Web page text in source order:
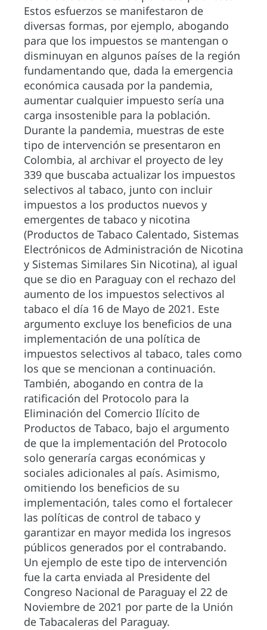
Estos esfuerzos se manifestaron de
diversas formas, por ejemplo, abogando
para que los impuestos se mantengan o
disminuyan en algunos países de la región
fundamentando que, dada la emergencia
económica causada por la pandemia,
aumentar cualquier impuesto sería una
carga insostenible para la población.
Durante la pandemia, muestras de este
tipo de intervención se presentaron en
Colombia, al archivar el proyecto de ley
339 que buscaba actualizar los impuestos
selectivos al tabaco, junto con incluir
impuestos a los productos nuevos y
emergentes de tabaco y nicotina
(Productos de Tabaco Calentado, Sistemas
Electrónicos de Administración de Nicotina
y Sistemas Similares Sin Nicotina), al igual
que se dio en Paraguay con el rechazo del
aumento de los impuestos selectivos al
tabaco el día 16 de Mayo de 2021. Este
argumento excluye los beneficios de una
implementación de una política de
impuestos selectivos al tabaco, tales como
los que se mencionan a continuación.
También, abogando en contra de la
ratificación del Protocolo para la
Eliminación del Comercio Ilícito de
Productos de Tabaco, bajo el argumento
de que la implementación del Protocolo
solo generaría cargas económicas y
sociales adicionales al país. Asimismo,
omitiendo los beneficios de su
implementación, tales como el fortalecer
las políticas de control de tabaco y
garantizar en mayor medida los ingresos
públicos generados por el contrabando.
Un ejemplo de este tipo de intervención
fue la carta enviada al Presidente del
Congreso Nacional de Paraguay el 22 de
Noviembre de 2021 por parte de la Unión
de Tabacaleras del Paraguay.